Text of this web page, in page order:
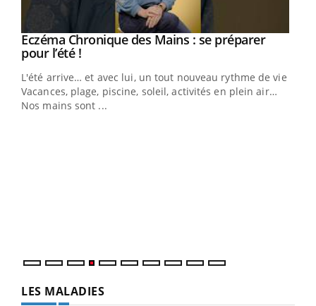
Youtube
Eczéma Chronique des Mains : se préparer
pour l’été !Youtube
L'été arrive… et avec lui, un tout nouveau rythme de vie !
Vacances, plage, piscine, soleil, activités en plein air…
Nos mains sont ...
LES MALADIES